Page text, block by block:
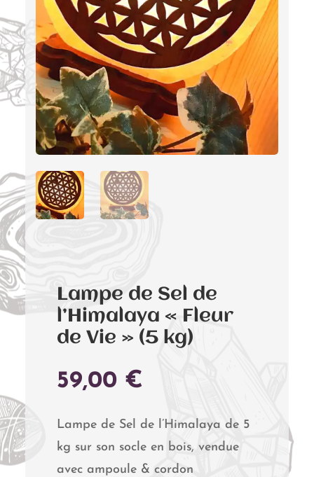
Lampe de Sel de
l’Himalaya « Fleur
de Vie » (5 kg)
59,00 €
Lampe de Sel de l’Himalaya de 5
kg sur son socle en bois, vendue
avec ampoule & cordon